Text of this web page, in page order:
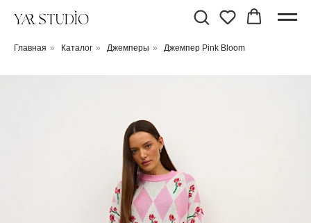
Главная » Каталог » Джемперы » Джемпер Pink Bloom